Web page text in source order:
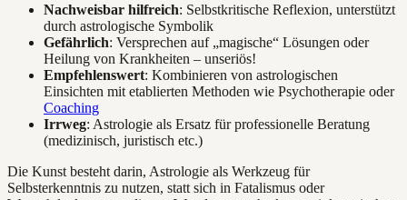
Nachweisbar hilfreich: Selbstkritische Reflexion, unterstützt
durch astrologische Symbolik
Gefährlich: Versprechen auf „magische“ Lösungen oder
Heilung von Krankheiten – unseriös!
Empfehlenswert: Kombinieren von astrologischen
Einsichten mit etablierten Methoden wie Psychotherapie oder
Coaching
Irrweg: Astrologie als Ersatz für professionelle Beratung
(medizinisch, juristisch etc.)
Die Kunst besteht darin, Astrologie als Werkzeug für
Selbsterkenntnis zu nutzen, statt sich in Fatalismus oder